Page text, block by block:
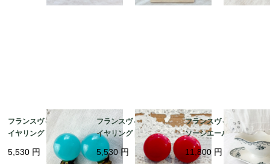
フランスヴィンテージ
イヤリング | 鮮やかな
ターコイズブルー カボ
ション ドーム | 1950-6
5,530 円
フランスヴィンテージ
イヤリング | コロンと
可愛い赤のカボション
ドーム | 1950年頃
5,530円
フランスヴィンテージ
ソーシエール | サンタ
マン（St.Amand）繊
細なガーランドと可憐
11,800 円